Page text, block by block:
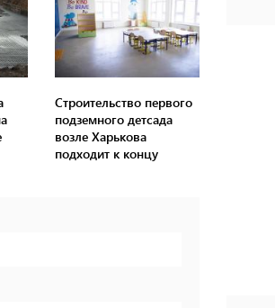
Строительство первого
подземного детсада
возле Харькова
подходит к концу